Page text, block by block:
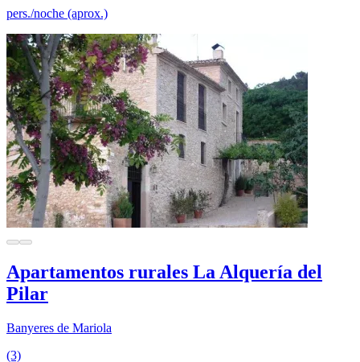
pers./noche (aprox.)
Apartamentos rurales La Alquería del
Pilar
Banyeres de Mariola
(3)